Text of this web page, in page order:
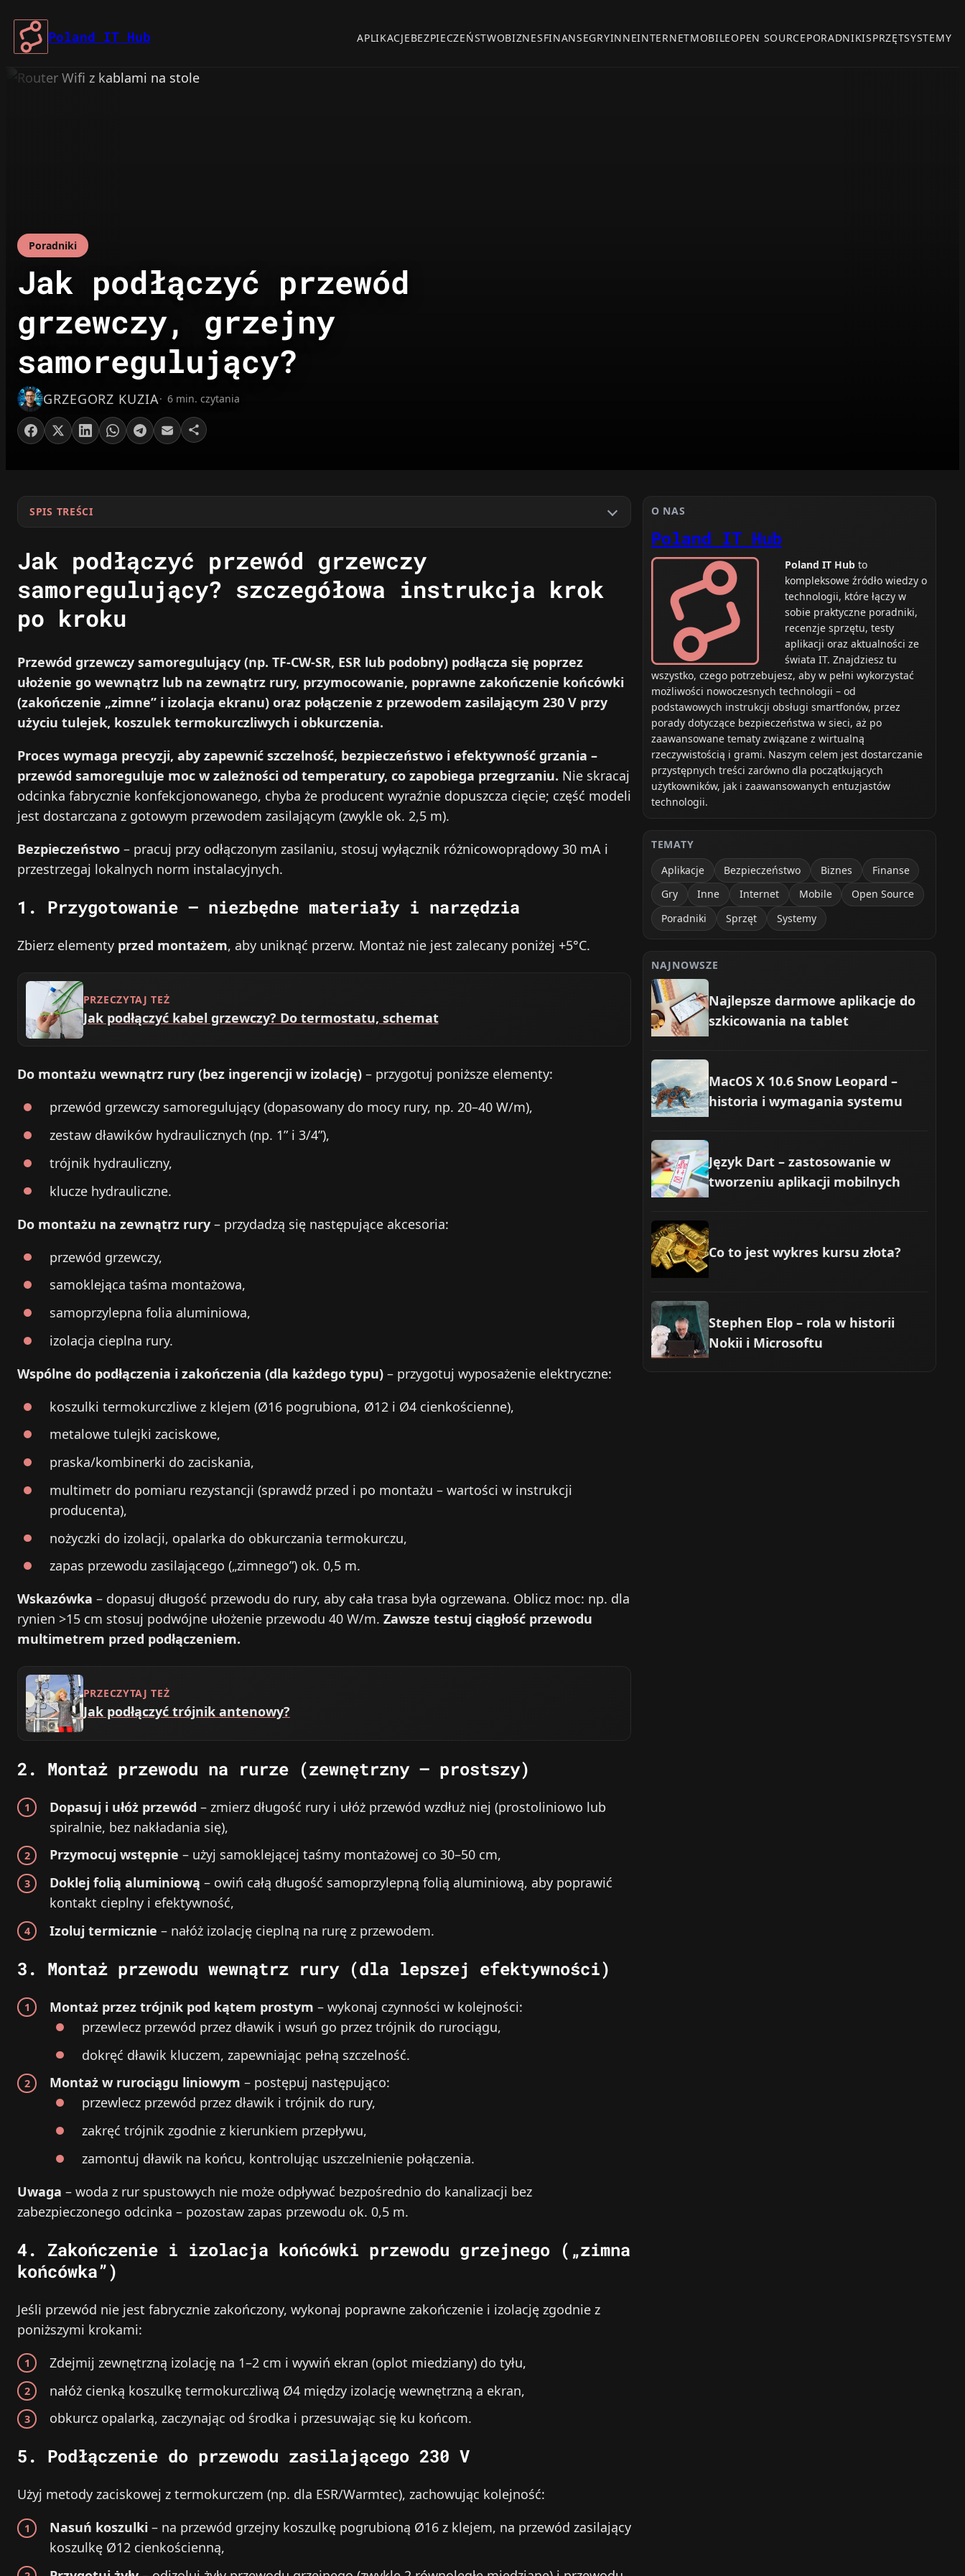
Przejdź
do
treści
Poland IT Hub APLIKACJEBEZPIECZEŃSTWOBIZNESFINANSEGRYINNEINTERNETMOBILEOPEN SOURCEPORADNIKISPRZĘTSYSTEMY
Poradniki
Jak podłączyć przewód
grzewczy, grzejny
samoregulujący?
GRZEGORZ KUZIA 6 min. czytania
SPIS TREŚCI
Jak podłączyć przewód grzewczy
samoregulujący? szczegółowa instrukcja krok
po kroku
Przewód grzewczy samoregulujący (np. TF-CW-SR, ESR lub podobny) podłącza się poprzez
ułożenie go wewnątrz lub na zewnątrz rury, przymocowanie, poprawne zakończenie końcówki
(zakończenie „zimne” i izolacja ekranu) oraz połączenie z przewodem zasilającym 230 V przy
użyciu tulejek, koszulek termokurczliwych i obkurczenia.
Proces wymaga precyzji, aby zapewnić szczelność, bezpieczeństwo i efektywność grzania –
przewód samoreguluje moc w zależności od temperatury, co zapobiega przegrzaniu. Nie skracaj
odcinka fabrycznie konfekcjonowanego, chyba że producent wyraźnie dopuszcza cięcie; część modeli
jest dostarczana z gotowym przewodem zasilającym (zwykle ok. 2,5 m).
Bezpieczeństwo – pracuj przy odłączonym zasilaniu, stosuj wyłącznik różnicowoprądowy 30 mA i
przestrzegaj lokalnych norm instalacyjnych.
1. Przygotowanie – niezbędne materiały i narzędzia
Zbierz elementy przed montażem, aby uniknąć przerw. Montaż nie jest zalecany poniżej +5°C.
PRZECZYTAJ TEŻ
Jak podłączyć kabel grzewczy? Do termostatu, schemat
Do montażu wewnątrz rury (bez ingerencji w izolację) – przygotuj poniższe elementy:
przewód grzewczy samoregulujący (dopasowany do mocy rury, np. 20–40 W/m),
zestaw dławików hydraulicznych (np. 1” i 3/4”),
trójnik hydrauliczny,
klucze hydrauliczne.
Do montażu na zewnątrz rury – przydadzą się następujące akcesoria:
przewód grzewczy,
samoklejąca taśma montażowa,
samoprzylepna folia aluminiowa,
izolacja cieplna rury.
Wspólne do podłączenia i zakończenia (dla każdego typu) – przygotuj wyposażenie elektryczne:
koszulki termokurczliwe z klejem (Ø16 pogrubiona, Ø12 i Ø4 cienkościenne),
metalowe tulejki zaciskowe,
praska/kombinerki do zaciskania,
multimetr do pomiaru rezystancji (sprawdź przed i po montażu – wartości w instrukcji
producenta),
nożyczki do izolacji, opalarka do obkurczania termokurczu,
zapas przewodu zasilającego („zimnego”) ok. 0,5 m.
Wskazówka – dopasuj długość przewodu do rury, aby cała trasa była ogrzewana. Oblicz moc: np. dla
rynien >15 cm stosuj podwójne ułożenie przewodu 40 W/m. Zawsze testuj ciągłość przewodu
multimetrem przed podłączeniem.
PRZECZYTAJ TEŻ
Jak podłączyć trójnik antenowy?
2. Montaż przewodu na rurze (zewnętrzny – prostszy)
Dopasuj i ułóż przewód – zmierz długość rury i ułóż przewód wzdłuż niej (prostoliniowo lub
spiralnie, bez nakładania się),
Przymocuj wstępnie – użyj samoklejącej taśmy montażowej co 30–50 cm,
Doklej folią aluminiową – owiń całą długość samoprzylepną folią aluminiową, aby poprawić
kontakt cieplny i efektywność,
Izoluj termicznie – nałóż izolację cieplną na rurę z przewodem.
3. Montaż przewodu wewnątrz rury (dla lepszej efektywności)
Montaż przez trójnik pod kątem prostym – wykonaj czynności w kolejności:
przewlecz przewód przez dławik i wsuń go przez trójnik do rurociągu,
dokręć dławik kluczem, zapewniając pełną szczelność.
Montaż w rurociągu liniowym – postępuj następująco:
przewlecz przewód przez dławik i trójnik do rury,
zakręć trójnik zgodnie z kierunkiem przepływu,
zamontuj dławik na końcu, kontrolując uszczelnienie połączenia.
Uwaga – woda z rur spustowych nie może odpływać bezpośrednio do kanalizacji bez
zabezpieczonego odcinka – pozostaw zapas przewodu ok. 0,5 m.
4. Zakończenie i izolacja końcówki przewodu grzejnego („zimna
końcówka”)
Jeśli przewód nie jest fabrycznie zakończony, wykonaj poprawne zakończenie i izolację zgodnie z
poniższymi krokami:
Zdejmij zewnętrzną izolację na 1–2 cm i wywiń ekran (oplot miedziany) do tyłu,
nałóż cienką koszulkę termokurczliwą Ø4 między izolację wewnętrzną a ekran,
obkurcz opalarką, zaczynając od środka i przesuwając się ku końcom.
5. Podłączenie do przewodu zasilającego 230 V
Użyj metody zaciskowej z termokurczem (np. dla ESR/Warmtec), zachowując kolejność:
Nasuń koszulki – na przewód grzejny koszulkę pogrubioną Ø16 z klejem, na przewód zasilający
koszulkę Ø12 cienkościenną,
O NAS
Poland IT Hub
Poland IT Hub to
kompleksowe źródło wiedzy o
technologii, które łączy w
sobie praktyczne poradniki,
recenzje sprzętu, testy
aplikacji oraz aktualności ze
świata IT. Znajdziesz tu
wszystko, czego potrzebujesz, aby w pełni wykorzystać
możliwości nowoczesnych technologii – od
podstawowych instrukcji obsługi smartfonów, przez
porady dotyczące bezpieczeństwa w sieci, aż po
zaawansowane tematy związane z wirtualną
rzeczywistością i grami. Naszym celem jest dostarczanie
przystępnych treści zarówno dla początkujących
użytkowników, jak i zaawansowanych entuzjastów
technologii.
TEMATY
Aplikacje
Bezpieczeństwo Biznes
Finanse
Gry
Inne Internet Mobile
Open Source
Poradniki
Sprzęt Systemy
NAJNOWSZE
Najlepsze darmowe aplikacje do
szkicowania na tablet
MacOS X 10.6 Snow Leopard –
historia i wymagania systemu
Język Dart – zastosowanie w
tworzeniu aplikacji mobilnych
Co to jest wykres kursu złota?
Stephen Elop – rola w historii
Nokii i Microsoftu